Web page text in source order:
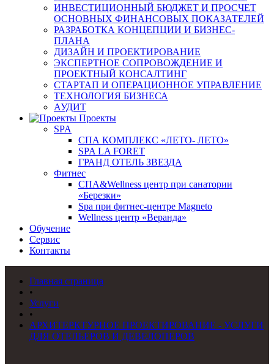
ИНВЕСТИЦИОННЫЙ БЮДЖЕТ И ПРОСЧЕТ
ОСНОВНЫХ ФИНАНСОВЫХ ПОКАЗАТЕЛЕЙ
РАЗРАБОТКА КОНЦЕПЦИИ И БИЗНЕС-
ПЛАНА
ДИЗАЙН И ПРОЕКТИРОВАНИЕ
ЭКСПЕРТНОЕ СОПРОВОЖДЕНИЕ И
ПРОЕКТНЫЙ КОНСАЛТИНГ
СТАРТАП И ОПЕРАЦИОННОЕ УПРАВЛЕНИЕ
ТЕХНОЛОГИЯ БИЗНЕСА
АУДИТ
Проекты
SPA
СПА КОМПЛЕКС «ЛЕТО- ЛЕТО»
SPA LA FORET
ГРАНД ОТЕЛЬ ЗВЕЗДА
Фитнес
СПА&Wellness центр при санатории
«Березки»
Spa при фитнес-центре Magneto
Wellness центр «Веранда»
Обучение
Сервис
Контакты
Главная страница
•
Услуги
•
АРХИТЕРКТУРНОЕ ПРОЕКТИРОВАНИЕ - УСЛУГИ
ДЛЯ ОТЕЛЬЕРОВ И ДЕВЕЛОПЕРОВ